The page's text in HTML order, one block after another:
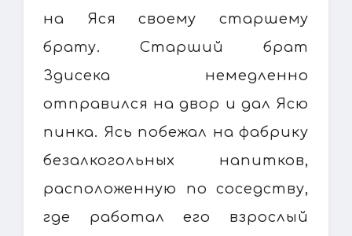
на Яся своему старшему
брату. Старший брат
Здисека немедленно
отправился на двор и дал Ясю
пинка. Ясь побежал на фабрику
безалкогольных напитков,
расположенную по соседству,
где работал его взрослый